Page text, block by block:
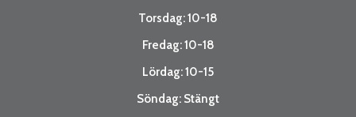
Torsdag: 10-18
Fredag: 10-18
Lördag: 10-15
Söndag: Stängt